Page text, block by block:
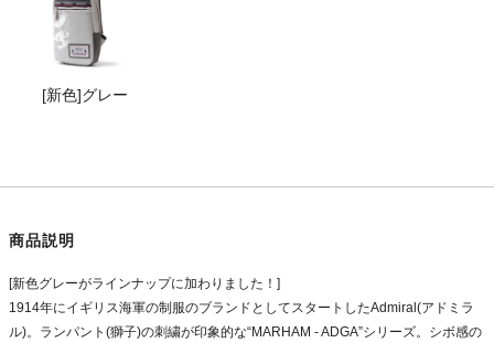
[新色]グレー
商品説明
[新色グレーがラインナップに加わりました！]
1914年にイギリス海軍の制服のブランドとしてスタートしたAdmiral(アドミラ
ル)。ランパント(獅子)の刺繍が印象的な“MARHAM - ADGA”シリーズ。シボ感の